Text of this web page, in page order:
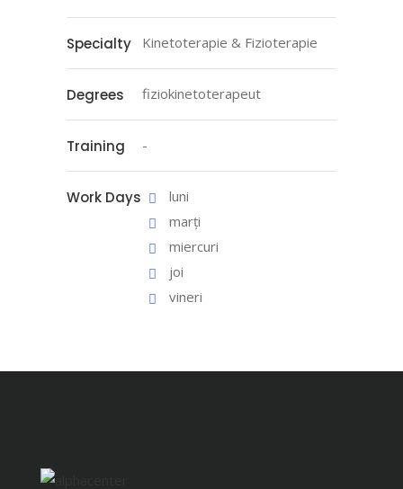
Specialty Kinetoterapie & Fizioterapie
Degrees fiziokinetoterapeut
Training -
Work Days
luni
marți
miercuri
joi
vineri